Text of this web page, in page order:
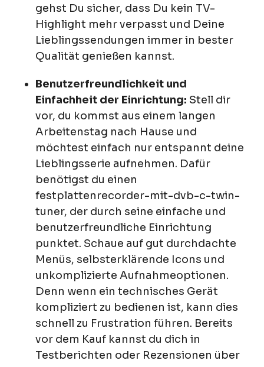
gehst Du sicher, dass Du kein TV-
Highlight mehr verpasst und Deine
Lieblingssendungen immer in bester
Qualität genießen kannst.
Benutzerfreundlichkeit und
Einfachheit der Einrichtung: Stell dir
vor, du kommst aus einem langen
Arbeitenstag nach Hause und
möchtest einfach nur entspannt deine
Lieblingsserie aufnehmen. Dafür
benötigst du einen
festplattenrecorder-mit-dvb-c-twin-
tuner, der durch seine einfache und
benutzerfreundliche Einrichtung
punktet. Schaue auf gut durchdachte
Menüs, selbsterklärende Icons und
unkomplizierte Aufnahmeoptionen.
Denn wenn ein technisches Gerät
kompliziert zu bedienen ist, kann dies
schnell zu Frustration führen. Bereits
vor dem Kauf kannst du dich in
Testberichten oder Rezensionen über